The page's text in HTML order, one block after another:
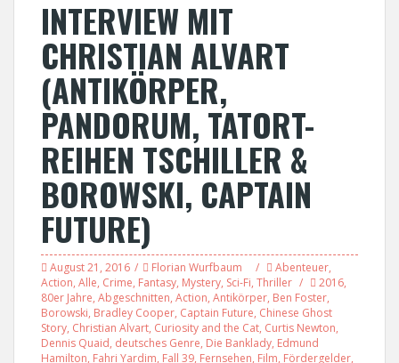
INTERVIEW MIT
CHRISTIAN ALVART
(ANTIKÖRPER,
PANDORUM, TATORT-
REIHEN TSCHILLER &
BOROWSKI, CAPTAIN
FUTURE)
August 21, 2016 Florian Wurfbaum Abenteuer,
Action, Alle, Crime, Fantasy, Mystery, Sci-Fi, Thriller 2016,
80er Jahre, Abgeschnitten, Action, Antikörper, Ben Foster,
Borowski, Bradley Cooper, Captain Future, Chinese Ghost
Story, Christian Alvart, Curiosity and the Cat, Curtis Newton,
Dennis Quaid, deutsches Genre, Die Banklady, Edmund
Hamilton, Fahri Yardim, Fall 39, Fernsehen, Film, Fördergelder,